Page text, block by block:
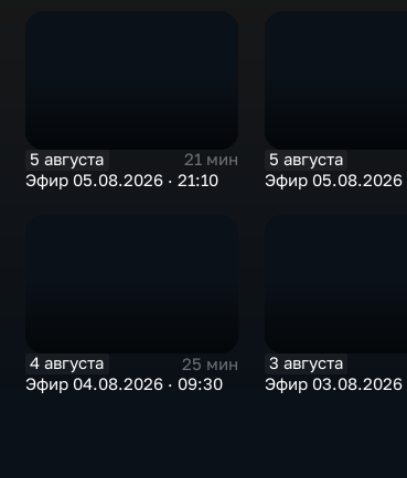
5 августа
21 мин
Эфир 05.08.2026 · 21:10
5 августа
Эфир 05.08.2026
4 августа
25 мин
Эфир 04.08.2026 · 09:30
3 августа
Эфир 03.08.2026